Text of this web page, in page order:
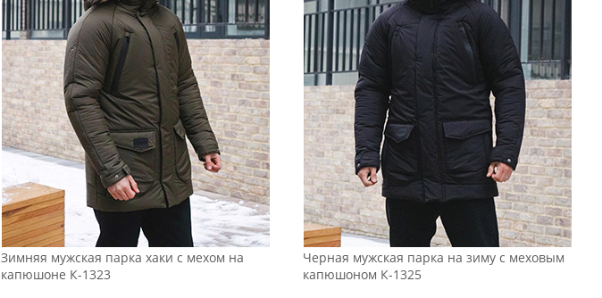
Зимняя мужская парка хаки с мехом на
капюшоне К-1323
Черная мужская парка на зиму с меховым
капюшоном К-1325